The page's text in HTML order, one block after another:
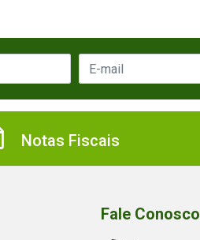
Notas Fiscais
Fale Conosco